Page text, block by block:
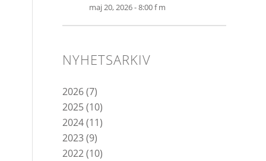
maj 20, 2026 - 8:00 f m
NYHETSARKIV
2026(7)
2025(10)
2024(11)
2023(9)
2022(10)